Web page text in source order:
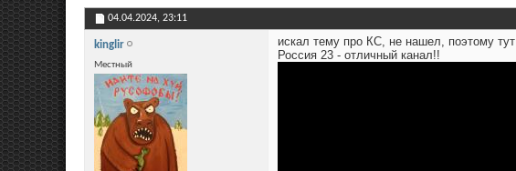
04.04.2024, 23:11
kinglir
Местный
искал тему про КС, не нашел, поэтому тут
Россия 23 - отличный канал!!